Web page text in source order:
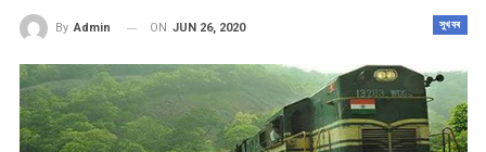
সুখবৰ
By Admin ON JUN 26, 2020